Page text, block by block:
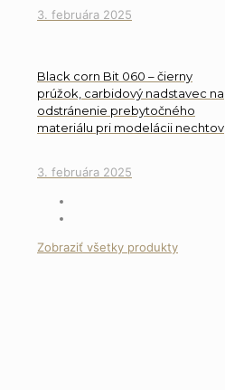
3. februára 2025
Black corn Bit 060 – čierny
prúžok, carbidový nadstavec na
odstránenie prebytočného
materiálu pri modelácii nechtov
3. februára 2025
Zobraziť všetky produkty